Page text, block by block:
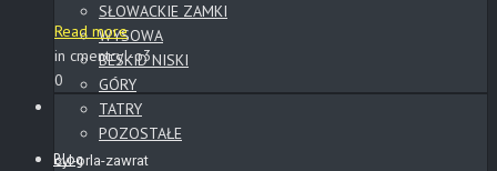
SŁOWACKIE ZAMKI
WYSOWA
BESKID NISKI
GÓRY
TATRY
POZOSTAŁE
Blog
Read more
in cmentcyl-o3
0
cyl-orla-zawrat